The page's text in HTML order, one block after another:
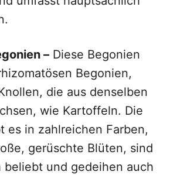
– Diese Begonien
Begonien,
die aus denselben
wie Kartoffeln. Die
es in zahlreichen Farben,
gerüschte Blüten, sind
beliebt und gedeihen auch